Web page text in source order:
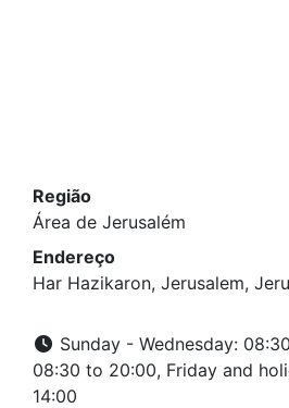
Região
Área de Jerusalém
Endereço
Har Hazikaron, Jerusalem,
Sunday - Wednesday:
08:30 to 20:00, Friday and
14:00